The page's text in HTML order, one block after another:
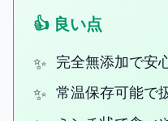
👍 良い点
完全無添加で安
常温保存可能で